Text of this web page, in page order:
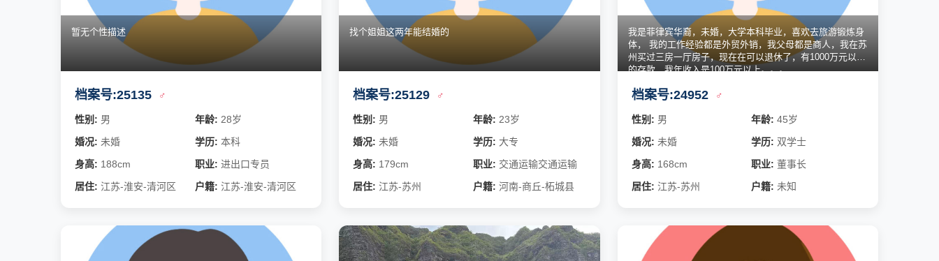
暂无个性描述
档案号:25135 ♂
性别: 男 年龄: 28岁
婚况: 未婚 学历: 本科
身高: 188cm 职业: 进出口专员
居住: 江苏-淮安-清河区 户籍: 江苏-淮安-清河区
找个姐姐这两年能结婚的
档案号:25129 ♂
性别: 男 年龄: 23岁
婚况: 未婚 学历: 大专
身高: 179cm 职业: 交通运输交通运输
居住: 江苏-苏州 户籍: 河南-商丘-柘城县
我是菲律宾华裔，未婚，大学本科毕业，喜欢去旅游锻炼身
体， 我的工作经验都是外贸外销，我父母都是商人，我在苏
州买过三房一厅房子，现在在可以退休了，有1000万元以上
的存款，我年收入是100万元以上。。。
档案号:24952 ♂
性别: 男 年龄: 45岁
婚况: 未婚 学历: 双学士
身高: 168cm 职业: 董事长
居住: 江苏-苏州 户籍: 未知